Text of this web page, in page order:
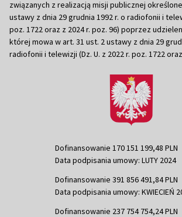
związanych z realizacją misji publicznej
ustawy z dnia 29 grudnia 1992 r. o radiofonii i
poz. 1722 oraz z 2024 r. poz. 96) poprzez
której mowa w art. 31 ust. 2 ustawy z dnia 29
radiofonii i telewizji (Dz. U. z 2022 r. poz. 1722
Dofinansowanie 170 151 199,48 PLN
Data podpisania umowy: LUTY 2024
Dofinansowanie 391 856 491,84 PLN
Data podpisania umowy: KWIECIEŃ
Dofinansowanie 237 754 754,24 PLN